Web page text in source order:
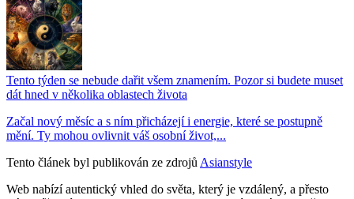
Tento týden se nebude dařit všem znamením. Pozor si budete muset
dát hned v několika oblastech života
Začal nový měsíc a s ním přicházejí i energie, které se postupně
mění. Ty mohou ovlivnit váš osobní život,...
Tento článek byl publikován ze zdrojů Asianstyle
Web nabízí autentický vhled do světa, který je vzdálený, a přesto